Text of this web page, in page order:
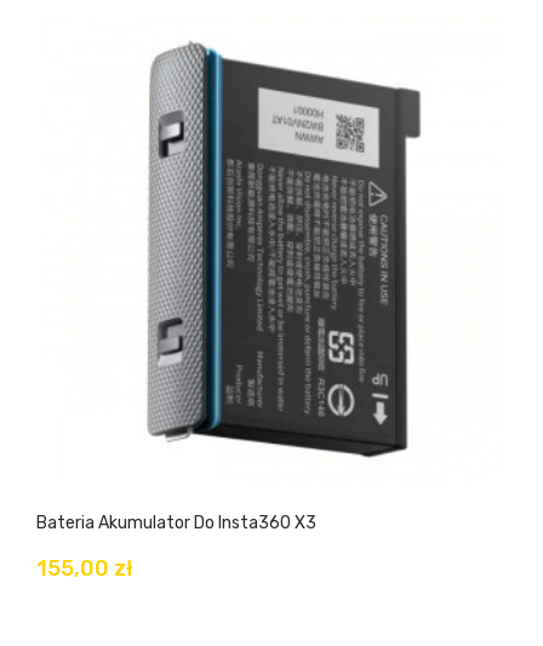
Bateria Akumulator Do Insta360 X3
155,00 zł